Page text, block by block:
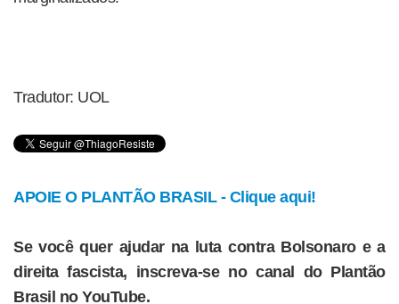
Tradutor: UOL
APOIE O PLANTÃO BRASIL - Clique aqui!
Se você quer ajudar na luta contra Bolsonaro e a
direita fascista, inscreva-se no canal do Plantão
Brasil no YouTube.